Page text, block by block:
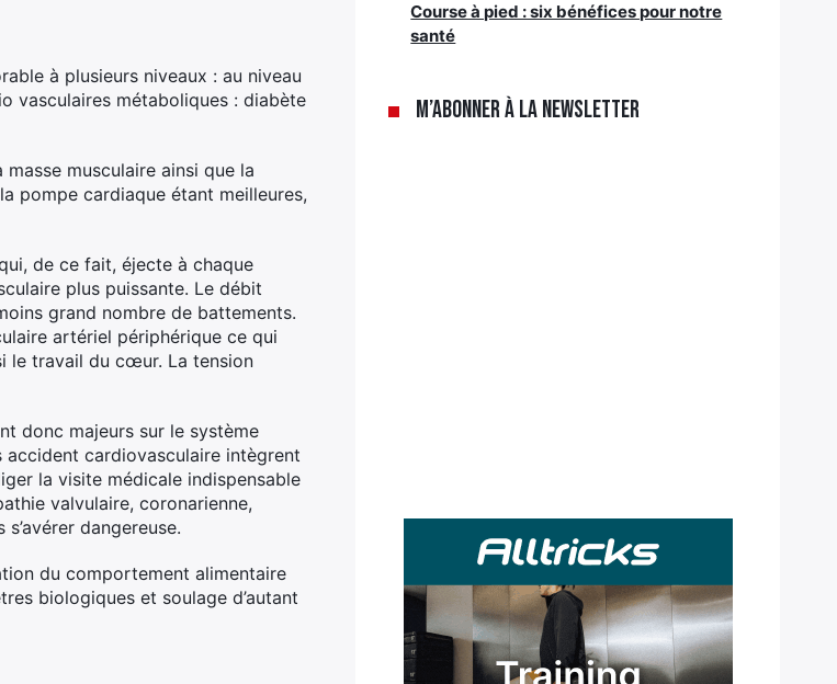
à plusieurs niveaux : au niveau
vasculaires métaboliques : diabète
musculaire ainsi que la
pompe cardiaque étant meilleures,
de ce fait, éjecte à chaque
plus puissante. Le débit
grand nombre de battements.
artériel périphérique ce qui
le travail du cœur. La tension
donc majeurs sur le système
cardiovasculaire intègrent
la visite médicale indispensable
valvulaire, coronarienne,
dangereuse.
du comportement alimentaire
biologiques et soulage d’autant
Course à pied : six bénéfices pour notre
santé
M’abonner à la newsletter